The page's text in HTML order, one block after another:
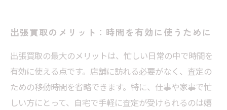
出張買取のメリット：時間を有効に使うために
出張買取の最大のメリットは、忙しい日常の中で時間を
有効に使える点です。店舗に訪れる必要がなく、査定の
ための移動時間を省略できます。特に、仕事や家事で忙
しい方にとって、自宅で手軽に査定が受けられるのは嬉